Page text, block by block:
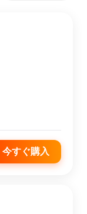
今すぐ購入